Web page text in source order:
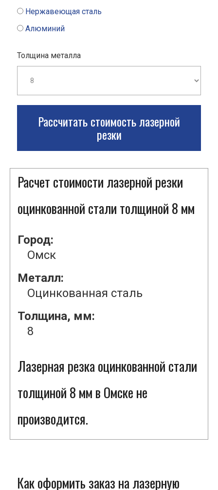
Нержавеющая сталь
Алюминий
Толщина металла
Рассчитать стоимость лазерной
резки
Расчет стоимости лазерной резки
оцинкованной стали толщиной 8 мм
Город:
Омск
Металл:
Оцинкованная сталь
Толщина, мм:
8
Лазерная резка оцинкованной стали
толщиной 8 мм в Омске не
производится.
Как оформить заказ на лазерную